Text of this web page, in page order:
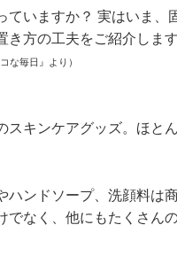
ていますか？ 実はいま
き方の工夫をご紹介します
な毎日』より）
スキンケアグッズ。ほと
ハンドソープ、洗顔料は
でなく、他にもたくさん